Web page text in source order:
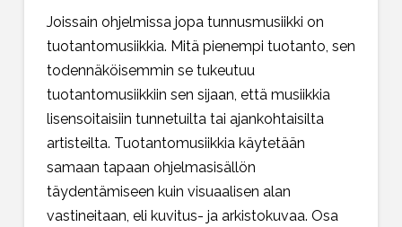
Joissain ohjelmissa jopa tunnusmusiikki on
tuotantomusiikkia. Mitä pienempi tuotanto, sen
todennäköisemmin se tukeutuu
tuotantomusiikkiin sen sijaan, että musiikkia
lisensoitaisiin tunnetuilta tai ajankohtaisilta
artisteilta. Tuotantomusiikkia käytetään
samaan tapaan ohjelmasisällön
täydentämiseen kuin visuaalisen alan
vastineitaan, eli kuvitus- ja arkistokuvaa. Osa